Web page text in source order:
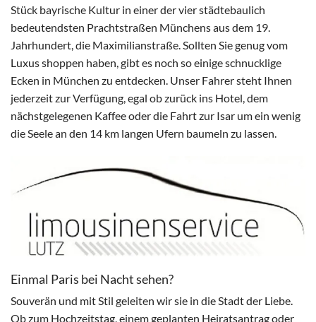
Stück bayrische Kultur in einer der vier städtebaulich
bedeutendsten Prachtstraßen Münchens aus dem 19.
Jahrhundert, die Maximilianstraße. Sollten Sie genug vom
Luxus shoppen haben, gibt es noch so einige schnucklige
Ecken in München zu entdecken. Unser Fahrer steht Ihnen
jederzeit zur Verfügung, egal ob zurück ins Hotel, dem
nächstgelegenen Kaffee oder die Fahrt zur Isar um ein wenig
die Seele an den 14 km langen Ufern baumeln zu lassen.
Einmal Paris bei Nacht sehen?
Souverän und mit Stil geleiten wir sie in die Stadt der Liebe.
Ob zum Hochzeitstag, einem geplanten Heiratsantrag oder